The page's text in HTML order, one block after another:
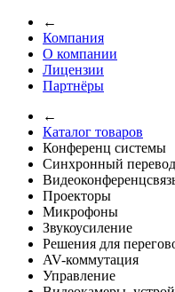
←
Компания
О компании
Лицензии
Партнёры
←
Каталог товаров
Конференц системы
Синхронный перевод
Проекторы
Микрофоны
Звукоусиление
Решения для
AV-коммутация
Управление